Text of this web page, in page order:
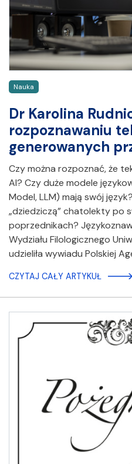
Nauka
Dr Karolina
rozpoznawaniu
generowanych
Czy można rozpoznać, że
AI? Czy duże modele
Model, LLM) mają swój
„dziedziczą” chatolekty po
poprzednikach?
Wydziału Filologicznego
udzieliła wywiadu Polskiej
CZYTAJ CAŁY ARTYKUŁ